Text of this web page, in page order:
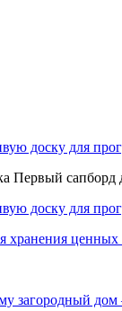
доску для
Первый
доску для
хранения ценных
загородный